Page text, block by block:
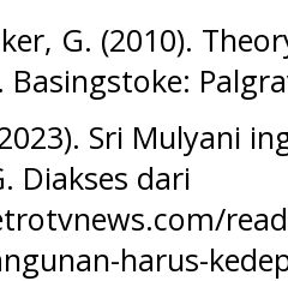
G. (2010).
Basingstoke:
Sri Mulyani
Diakses dari
harus-